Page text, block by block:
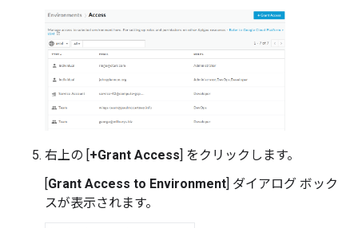
右上の [ +Grant Access ] をクリックします。
Grant Access to Environment ] ダイアログ ボック
スが表示されます。